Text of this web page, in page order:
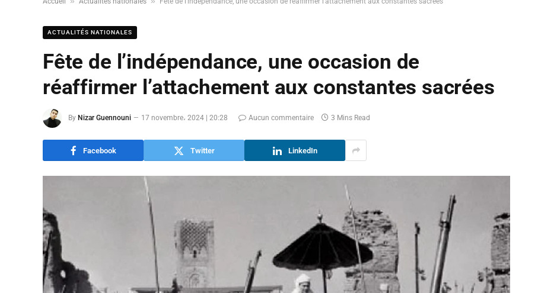
ACTUALITÉS NATIONALES
Fête de l’indépendance, une occasion de
réaffirmer l’attachement aux constantes sacrées
By Nizar Guennouni 17 novembre، 2024 | 20:28 Aucun commentaire 3 Mins Read
Facebook Twitter LinkedIn